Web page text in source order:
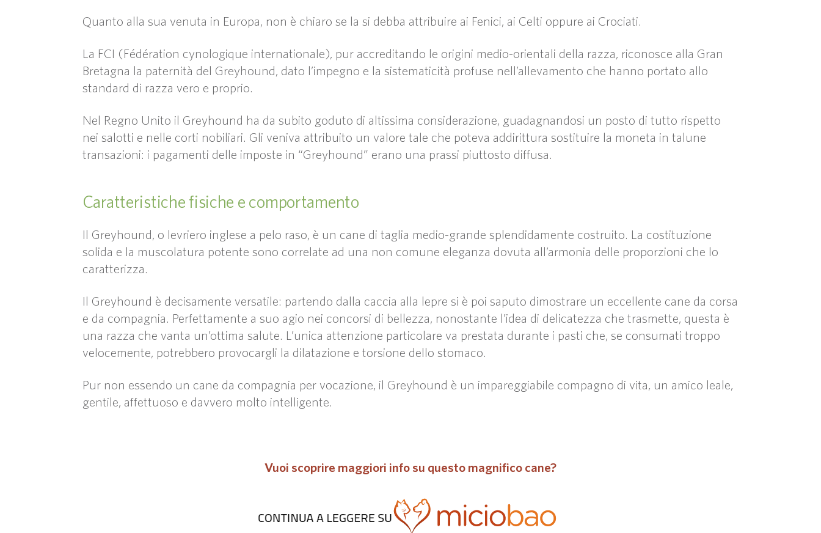
Quanto alla sua venuta in Europa, non è chiaro se la si debba attribuire ai Fenici, ai Celti oppure ai Crociati.
La FCI (Fédération cynologique internationale), pur accreditando le origini medio-orientali della razza, riconosce alla Gran
Bretagna la paternità del Greyhound, dato l’impegno e la sistematicità profuse nell’allevamento che hanno portato allo
standard di razza vero e proprio.
Nel Regno Unito il Greyhound ha da subito goduto di altissima considerazione, guadagnandosi un posto di tutto rispetto
nei salotti e nelle corti nobiliari. Gli veniva attribuito un valore tale che poteva addirittura sostituire la moneta in talune
transazioni: i pagamenti delle imposte in “Greyhound” erano una prassi piuttosto diffusa.
Caratteristiche fisiche e comportamento
Il Greyhound, o levriero inglese a pelo raso, è un cane di taglia medio-grande splendidamente costruito. La costituzione
solida e la muscolatura potente sono correlate ad una non comune eleganza dovuta all’armonia delle proporzioni che lo
caratterizza.
Il Greyhound è decisamente versatile: partendo dalla caccia alla lepre si è poi saputo dimostrare un eccellente cane da corsa
e da compagnia. Perfettamente a suo agio nei concorsi di bellezza, nonostante l’idea di delicatezza che trasmette, questa è
una razza che vanta un’ottima salute. L’unica attenzione particolare va prestata durante i pasti che, se consumati troppo
velocemente, potrebbero provocargli la dilatazione e torsione dello stomaco.
Pur non essendo un cane da compagnia per vocazione, il Greyhound è un impareggiabile compagno di vita, un amico leale,
gentile, affettuoso e davvero molto intelligente.
Vuoi scoprire maggiori info su questo magnifico cane?